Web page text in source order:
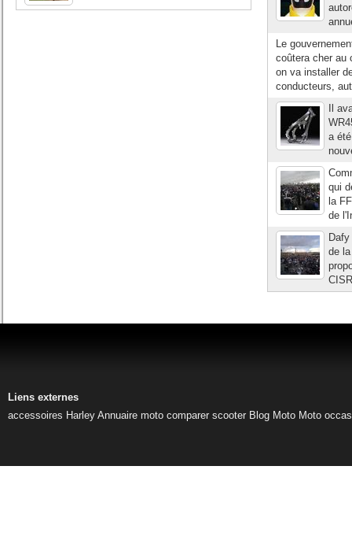
Le
coûtera cher au
on va installer
conducteurs,
Il
a
qui
la
de
de
Liens externes
accessoires Harley Annuaire moto comparer scooter Blog Moto Moto